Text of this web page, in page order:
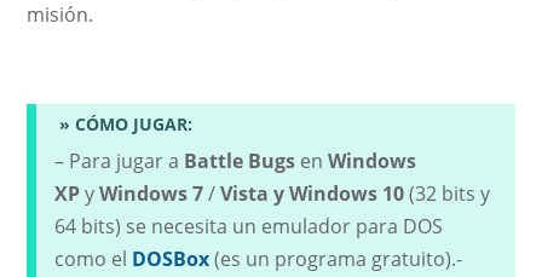
misión.
» CÓMO JUGAR:
– Para jugar a Battle Bugs enWindows
XPyWindows 7/Vista y Windows 10(32 bits y
64 bits) se necesita un emulador para DOS
como el DOSBox(es un programa gratuito).-